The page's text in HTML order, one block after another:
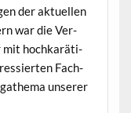
der aktuellen
war die Ver­
mit hochkaräti­
Fach­
unser­er